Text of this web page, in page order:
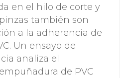
en el hilo de corte y
también son
a la adherencia de
Un ensayo de
analiza el
de PVC